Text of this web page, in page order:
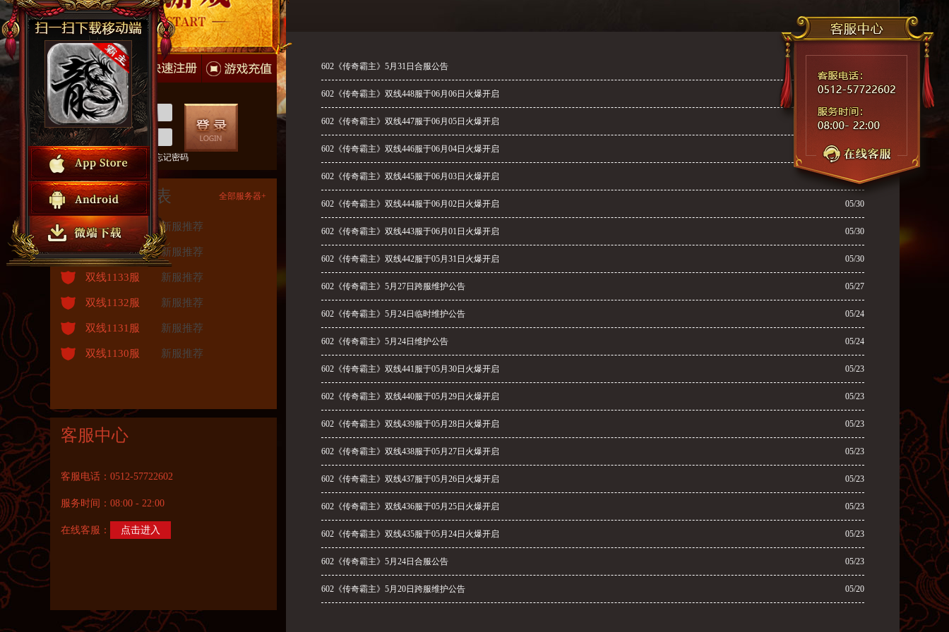
载 快速注册 游戏充值
自动登录 快速注册 忘记密码
服务器列表 全部服务器+
双线1135服 新服推荐
双线1134服 新服推荐
双线1133服 新服推荐
双线1132服 新服推荐
双线1131服 新服推荐
双线1130服 新服推荐
客服中心
客服电话：0512-57722602
服务时间：08:00 - 22:00
在线客服： 点击进入
602《传奇霸主》5月31日合服公告
602《传奇霸主》双线448服于06月06日火爆开启 05/30
602《传奇霸主》双线447服于06月05日火爆开启 05/30
602《传奇霸主》双线446服于06月04日火爆开启 05/30
602《传奇霸主》双线445服于06月03日火爆开启 05/30
602《传奇霸主》双线444服于06月02日火爆开启 05/30
602《传奇霸主》双线443服于06月01日火爆开启 05/30
602《传奇霸主》双线442服于05月31日火爆开启 05/30
602《传奇霸主》5月27日跨服维护公告 05/27
602《传奇霸主》5月24日临时维护公告 05/24
602《传奇霸主》5月24日维护公告 05/24
602《传奇霸主》双线441服于05月30日火爆开启 05/23
602《传奇霸主》双线440服于05月29日火爆开启 05/23
602《传奇霸主》双线439服于05月28日火爆开启 05/23
602《传奇霸主》双线438服于05月27日火爆开启 05/23
602《传奇霸主》双线437服于05月26日火爆开启 05/23
602《传奇霸主》双线436服于05月25日火爆开启 05/23
602《传奇霸主》双线435服于05月24日火爆开启 05/23
602《传奇霸主》5月24日合服公告 05/23
602《传奇霸主》5月20日跨服维护公告 05/20